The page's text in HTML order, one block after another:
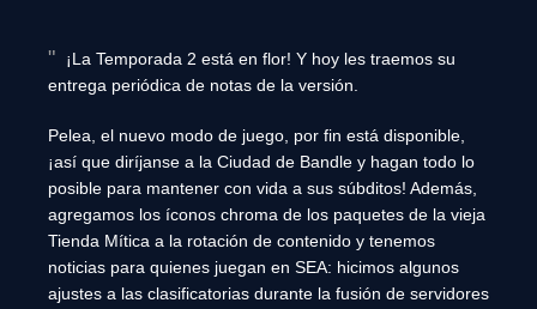
¡La Temporada 2 está en flor! Y hoy les traemos su
entrega periódica de notas de la versión.
Pelea, el nuevo modo de juego, por fin está disponible,
¡así que diríjanse a la Ciudad de Bandle y hagan todo lo
posible para mantener con vida a sus súbditos! Además,
agregamos los íconos chroma de los paquetes de la vieja
Tienda Mítica a la rotación de contenido y tenemos
noticias para quienes juegan en SEA: hicimos algunos
ajustes a las clasificatorias durante la fusión de servidores